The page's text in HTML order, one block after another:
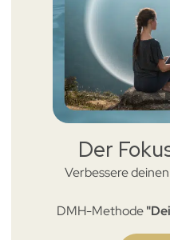
Der
Verbessere
DMH-Methode